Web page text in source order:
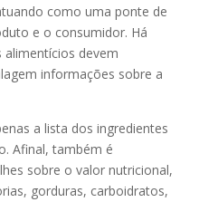
como uma ponte de
e o consumidor. Há
devem
informações sobre a
a lista dos ingredientes
Afinal, também é
sobre o valor nutricional,
gorduras, carboidratos,